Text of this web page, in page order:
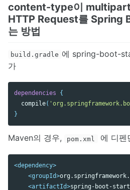
Docker
Elasticsearch
Nginx
Blog Dev
IDE
Git
Etc
content-type이
HTTP Request를 Spring
는 방법
build.gradle 에 spring-boot-
가
dependencies
{
compile(
}
Maven의 경우, pom.xml 에 디펜
<dependency>
<groupId>
<artifactId>spring-boot-